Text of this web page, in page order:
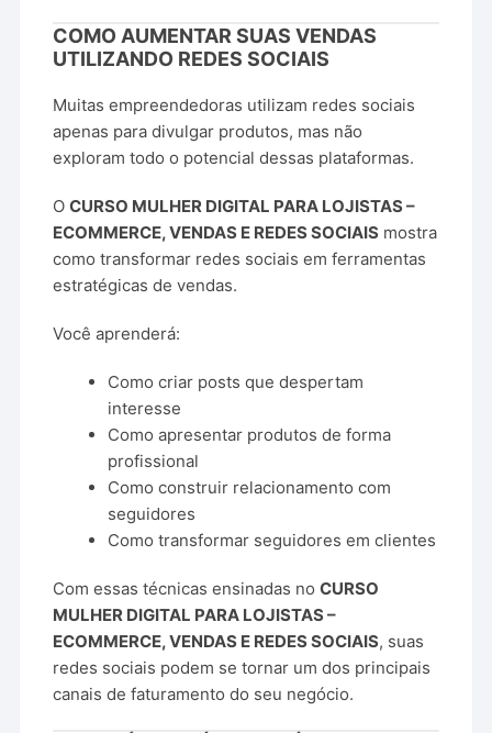
COMO AUMENTAR SUAS VENDAS
UTILIZANDO REDES SOCIAIS
Muitas empreendedoras utilizam redes sociais
apenas para divulgar produtos, mas não
exploram todo o potencial dessas plataformas.
OCURSO MULHER DIGITAL PARA LOJISTAS –
ECOMMERCE, VENDAS E REDES SOCIAIS mostra
como transformar redes sociais em ferramentas
estratégicas de vendas.
Você aprenderá:
Como criar posts que despertam
interesse
Como apresentar produtos de forma
profissional
Como construir relacionamento com
seguidores
Como transformar seguidores em clientes
Com essas técnicas ensinadas noCURSO
MULHER DIGITAL PARA LOJISTAS –
ECOMMERCE, VENDAS E REDES SOCIAIS, suas
redes sociais podem se tornar um dos principais
canais de faturamento do seu negócio.